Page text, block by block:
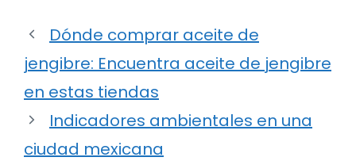
Dónde comprar aceite de
jengibre: Encuentra aceite de jengibre
en estas tiendas
Indicadores ambientales en una
ciudad mexicana